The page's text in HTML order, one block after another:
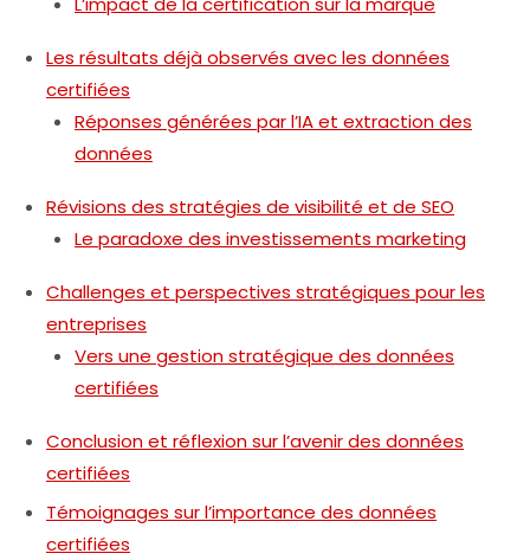
Les résultats déjà observés avec les données
certifiées
Réponses générées par l’IA et extraction des
données
Révisions des stratégies de visibilité et de SEO
Le paradoxe des investissements marketing
Challenges et perspectives stratégiques pour les
entreprises
Vers une gestion stratégique des données
certifiées
Conclusion et réflexion sur l’avenir des données
certifiées
Témoignages sur l’importance des données
certifiées